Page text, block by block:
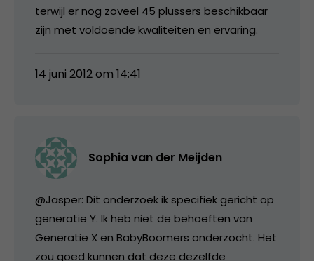
terwijl er nog zoveel 45 plussers beschikbaar
zijn met voldoende kwaliteiten en ervaring.
14 juni 2012 om 14:41
Sophia van der Meijden
@Jasper: Dit onderzoek ik specifiek gericht op
generatie Y. Ik heb niet de behoeften van
Generatie X en BabyBoomers onderzocht. Het
zou goed kunnen dat deze dezelfde